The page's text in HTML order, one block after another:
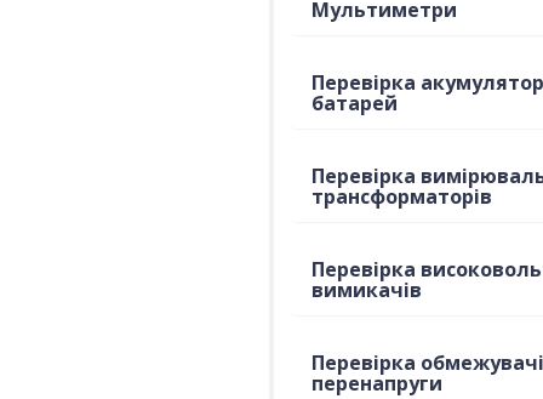
Мультиметри
Перевірка
батарей
Перевірка
трансформаторів
Перевірка
вимикачів
Перевірка
перенапруги